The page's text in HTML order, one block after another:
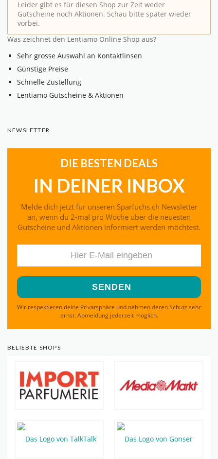
Leider gibt es für diesen Shop zur Zeit weder
Gutscheine noch Aktionen. Schau bitte später wieder
vorbei.
Was zeichnet den Lentiamo Online Shop aus?
Sehr grosse Auswahl an Kontaktlinsen
Günstige Preise
Schnelle Zustellung
Lentiamo Gutscheine & Aktionen
NEWSLETTER
DIE BESTEN DEALS
IN DEINER INBOX
Melde dich jetzt für unseren Sparfuchs.ch Newsletter
an, wenn du 2-mal pro Woche über die neuesten
Gutscheine und Aktionen informiert werden möchtest.
Wir respektieren deine Privatsphäre und nehmen deren Schutz sehr
ernst. Abmeldung jederzeit möglich.
BELIEBTE SHOPS